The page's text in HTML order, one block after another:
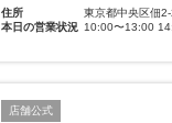
住所
東京都中央区佃
本日の営業状況 10:00〜13:00
店舗公式